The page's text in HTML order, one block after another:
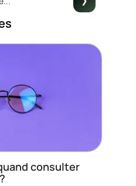
consulter